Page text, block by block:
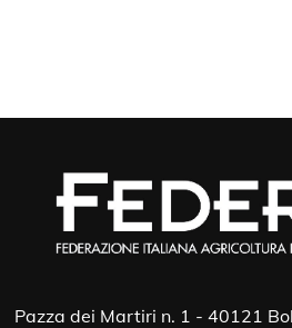
Pazza dei Martiri n. 1 - 40121